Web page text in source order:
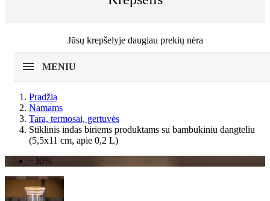
Jūsų krepšelyje daugiau prekių nėra
MENIU
Pradžia
Namams
Tara, termosai, gertuvės
Stiklinis indas biriems produktams su bambukiniu dangteliu
(5,5x11 cm, apie 0,2 L)
−30%